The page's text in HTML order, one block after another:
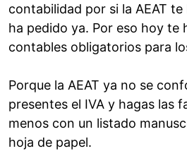
contabilidad por si la AEAT
ha pedido ya. Por eso hoy te
contables obligatorios para
Porque la AEAT ya no se
presentes el IVA y hagas las
menos con un listado
hoja de papel.